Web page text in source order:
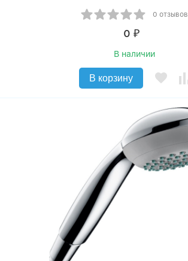
0 отзывов
0 ₽
В наличии
В корзину